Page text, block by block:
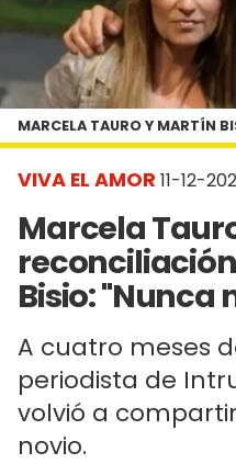
VIVA EL AMOR 11-12-
Marcela
Bisio: "Nunca
A cuatro meses
periodista de
volvió a
novio.
MARCELA TAURO Y MARTÍN